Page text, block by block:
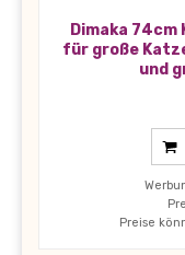
Dimaka
für große
und
Preise